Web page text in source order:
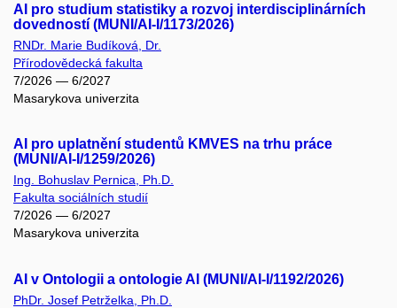
AI pro studium statistiky a rozvoj interdisciplinárních
dovedností (MUNI/AI-I/1173/2026)
RNDr. Marie Budíková, Dr.
Přírodovědecká fakulta
7/2026 — 6/2027
Masarykova univerzita
AI pro uplatnění studentů KMVES na trhu práce
(MUNI/AI-I/1259/2026)
Ing. Bohuslav Pernica, Ph.D.
Fakulta sociálních studií
7/2026 — 6/2027
Masarykova univerzita
AI v Ontologii a ontologie AI (MUNI/AI-I/1192/2026)
PhDr. Josef Petrželka, Ph.D.